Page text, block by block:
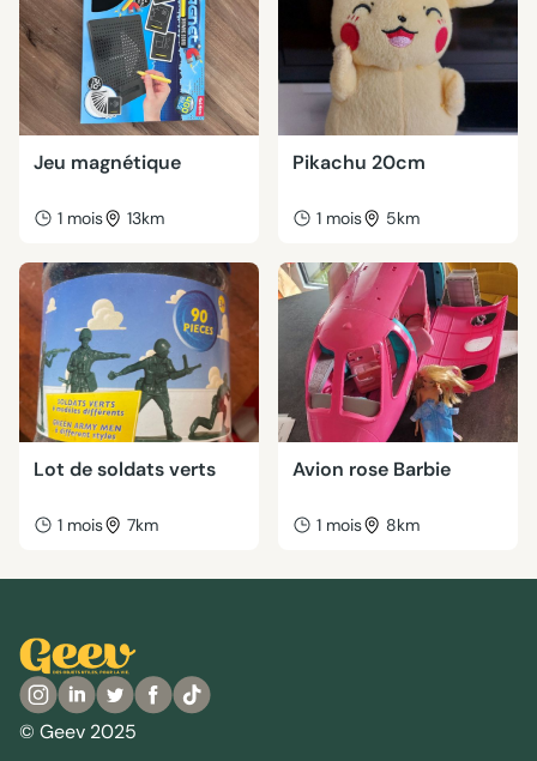
Jeu magnétique
1 mois 13km
Pikachu 20cm
1 mois 5km
Lot de soldats verts
1 mois 7km
Avion rose Barbie
1 mois 8km
© Geev 2025